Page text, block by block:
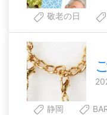
敬老の日
静岡